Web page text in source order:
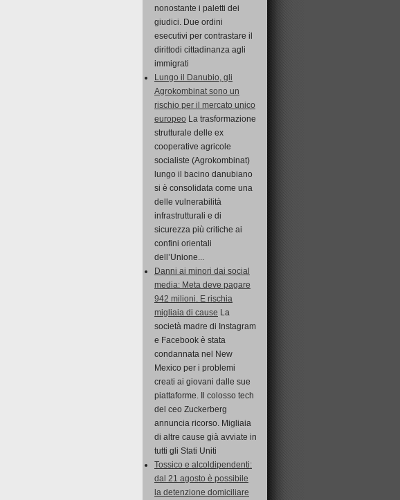
nonostante i paletti dei
giudici. Due ordini
esecutivi per contrastare il
dirittodi cittadinanza agli
immigrati
Lungo il Danubio, gli
Agrokombinat sono un
rischio per il mercato unico
europeo La trasformazione
strutturale delle ex
cooperative agricole
socialiste (Agrokombinat)
lungo il bacino danubiano
si è consolidata come una
delle vulnerabilità
infrastrutturali e di
sicurezza più critiche ai
confini orientali
dell’Unione...
Danni ai minori dai social
media: Meta deve pagare
942 milioni. E rischia
migliaia di cause La
società madre di Instagram
e Facebook è stata
condannata nel New
Mexico per i problemi
creati ai giovani dalle sue
piattaforme. Il colosso tech
del ceo Zuckerberg
annuncia ricorso. Migliaia
di altre cause già avviate in
tutti gli Stati Uniti
Tossico e alcoldipendenti:
dal 21 agosto è possibile
la detenzione domiciliare